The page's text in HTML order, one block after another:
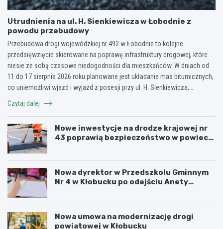
Utrudnienia na ul. H. Sienkiewicza w Łobodnie z
powodu przebudowy
Przebudowa drogi wojewódzkiej nr 492 w Łobodnie to kolejne
przedsięwzięcie skierowane na poprawę infrastruktury drogowej, które
niesie ze sobą czasowe niedogodności dla mieszkańców. W dniach od
11 do 17 sierpnia 2026 roku planowane jest układanie mas bitumicznych,
co uniemożliwi wjazd i wyjazd z posesji przy ul. H. Sienkiewicza,…
Czytaj dalej
Nowe inwestycje na drodze krajowej nr
43 poprawią bezpieczeństwo w powiecie
Nowa dyrektor w Przedszkolu Gminnym
Nr 4 w Kłobucku po odejściu Anety
Nowa umowa na modernizację drogi
powiatowej w Kłobucku